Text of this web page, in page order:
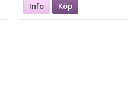
Info Köp